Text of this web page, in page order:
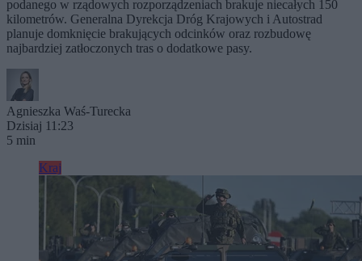
podanego w rządowych rozporządzeniach brakuje niecałych 150
kilometrów. Generalna Dyrekcja Dróg Krajowych i Autostrad
planuje domknięcie brakujących odcinków oraz rozbudowę
najbardziej zatłoczonych tras o dodatkowe pasy.
Agnieszka Waś-Turecka
Dzisiaj 11:23
5 min
Kraj